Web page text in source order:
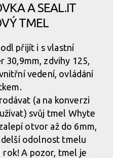
A SEAL.IT
TMEL
přijít i s vlastní
zdvihy 125,
vedení, ovládání
(a na konverzi
svůj tmel Whyte
otvor až do 6mm,
delší odolnost tmelu
rok! A pozor, tmel je